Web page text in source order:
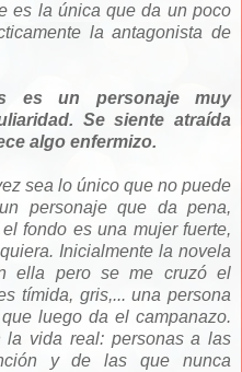
es la única que da un poco
la antagonista de
es un personaje muy
Se siente atraída
algo enfermizo.
sea lo único que no puede
personaje que da pena,
fondo es una mujer fuerte,
Inicialmente la novela
ella pero se me cruzó el
tímida, gris,... una persona
luego da el campanazo.
la vida real: personas a las
y de las que nunca